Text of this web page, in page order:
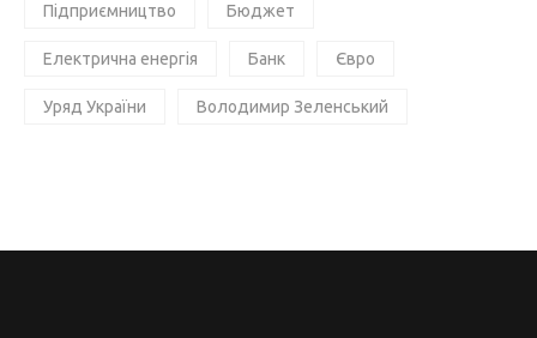
Підприємництво Бюджет
Електрична енергія Банк Євро
Уряд України Володимир Зеленський